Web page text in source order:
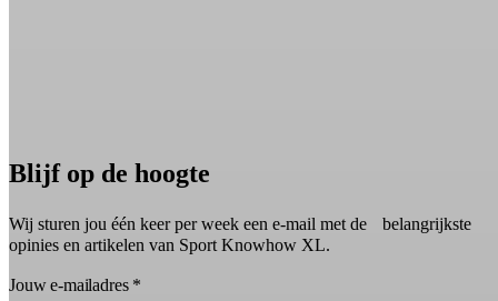
Blijf op de hoogte
Wij sturen jou één keer per week een e-mail met de belangrijkste
opinies en artikelen van Sport Knowhow XL.
Jouw e-mailadres *